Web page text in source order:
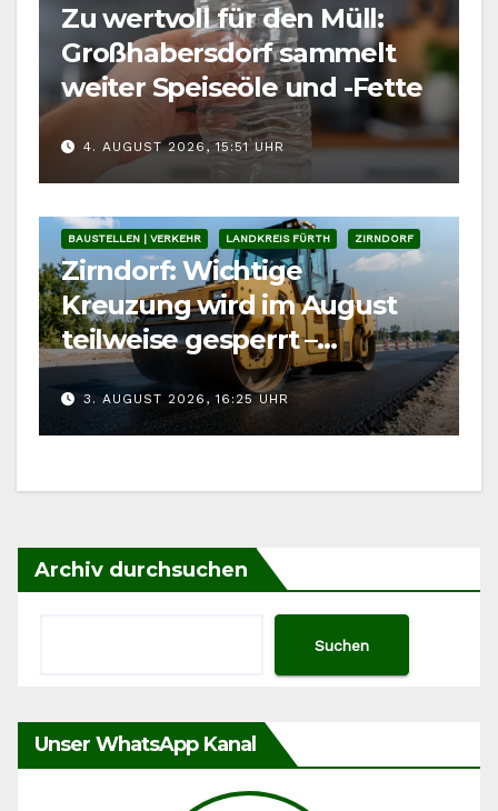
Zu wertvoll für den Müll:
Großhabersdorf sammelt
weiter Speiseöle und -Fette
4. AUGUST 2026, 15:51 UHR
BAUSTELLEN | VERKEHR LANDKREIS FÜRTH ZIRNDORF
Zirndorf: Wichtige
Kreuzung wird im August
teilweise gesperrt –
Auswirkung auf
Kärwaumzug
3. AUGUST 2026, 16:25 UHR
Archiv durchsuchen
Suchen
Unser WhatsApp Kanal